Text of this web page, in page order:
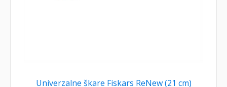
Univerzalne škare Fiskars ReNew (21 cm)